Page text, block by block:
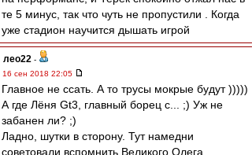
те 5 минус, так что чуть не пропустили . Когда
уже стадион научится дышать игрой
лео22 -
16 сен 2018 22:05
Главное не ссать. А то трусы мокрые будут )))))
А где Лёня Gt3, главный борец с... ;) Уж не
забанен ли? ;)
Ладно, шутки в сторону. Тут намедни
советовали вспомнить Великого Олега